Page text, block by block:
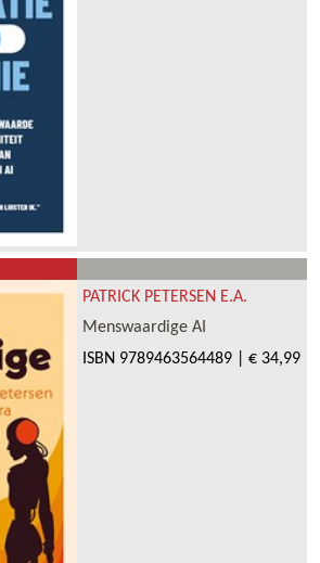
PATRICK PETERSEN E.A.
Menswaardige AI
ISBN 9789463564489 € 34,99